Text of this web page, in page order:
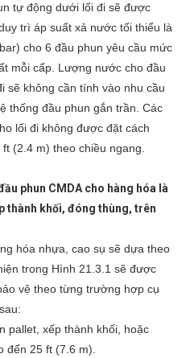
tự động dưới lối đi sẽ được
trì áp suất xả nước tối thiểu là
cho 6 đầu phun yêu cầu mức
mỗi cấp. Lượng nước cho đầu
sẽ không cần tính vào nhu cầu
thống đầu phun gắn trần. Các
lối đi không được đặt cách
ft (2.4 m) theo chiều ngang.
phun CMDA cho hàng hóa là
thành khối, đóng thùng, trên
hóa nhựa, cao sụ sẽ dựa theo
trong Hình 21.3.1 sẽ được
vệ theo từng trường hợp cụ
pallet, xếp thành khối, hoặc
đến 25 ft (7.6 m).